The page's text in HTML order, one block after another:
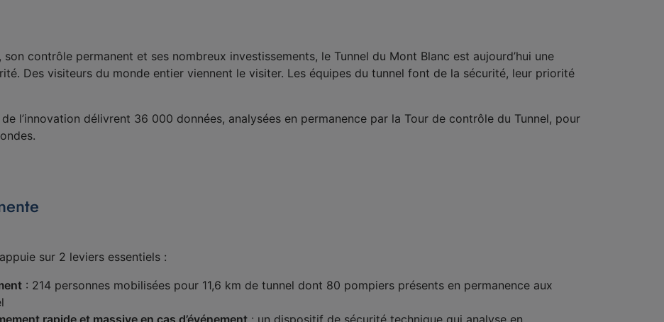
contrôle permanent et ses nombreux investissements, le Tunnel du Mont Blanc est aujourd’hui une
Des visiteurs du monde entier viennent le visiter. Les équipes du tunnel font de la sécurité, leur priorité
l’innovation délivrent 36 000 données, analysées en permanence par la Tour de contrôle du Tunnel, pour
sur 2 leviers essentiels :
: 214 personnes mobilisées pour 11,6 km de tunnel dont 80 pompiers présents en permanence aux
rapide et massive en cas d’événement : un dispositif de sécurité technique qui analyse en